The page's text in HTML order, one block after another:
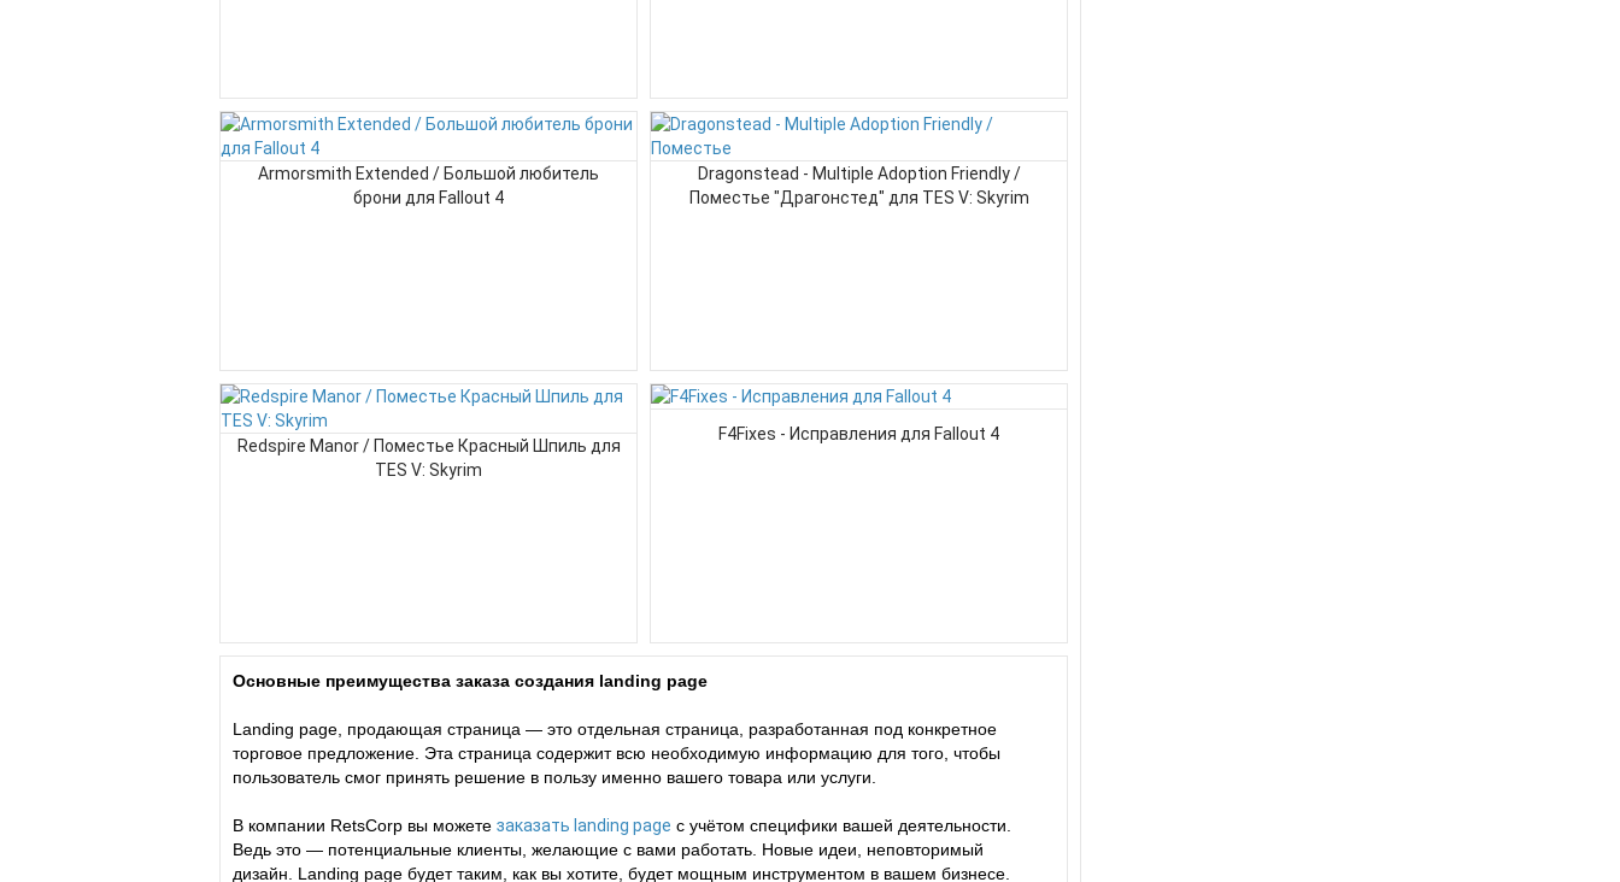
Armorsmith Extended / Большой любитель
брони для Fallout 4
Dragonstead - Multiple Adoption Friendly /
Поместье "Драгонстед" для TES V: Skyrim
Redspire Manor / Поместье Красный Шпиль для
TES V: Skyrim
F4Fixes - Исправления для Fallout 4
Основные преимущества заказа создания landing page
Landing page, продающая страница — это отдельная страница, разработанная под конкретное
торговое предложение. Эта страница содержит всю необходимую информацию для того, чтобы
пользователь смог принять решение в пользу именно вашего товара или услуги.
В компании RetsCorp вы можете заказать landing page с учётом специфики вашей деятельности.
Ведь это — потенциальные клиенты, желающие с вами работать. Новые идеи, неповторимый
дизайн. Landing page будет таким, как вы хотите, будет мощным инструментом в вашем бизнесе.